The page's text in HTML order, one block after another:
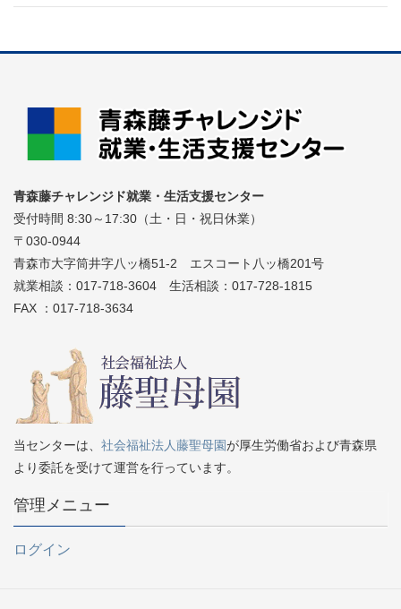
青森藤チャレンジド就業・生活支援センター
受付時間 8:30～17:30（土・日・祝日休業）
〒030-0944
青森市大字筒井字八ッ橋51-2 エスコート八ッ橋201号
就業相談：017-718-3604 生活相談：017-728-1815
FAX ：017-718-3634
当センターは、 社会福祉法人藤聖母園が厚生労働省および青森県
より委託を受けて運営を行っています。
管理メニュー
ログイン